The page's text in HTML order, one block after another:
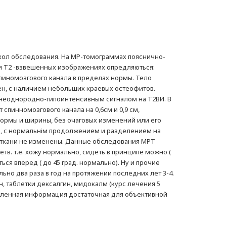
обследования. На МР-томограммах пояснично-
Т2 -взвешенных изображениях опредляються:
канала в пределах нормы. Тело
с наличием небольших краевых остеофитов.
гипоинтенсивным сигналом на Т2ВИ. В
канала на 0,6см и 0,9 см,
и ширины, без очаговых изменений или его
с нормальнім продолжением и разделением на
ткани не изменены. Данные обследования МРТ
т.е. хожу нормально, сидеть в принципе можно (
вперед ( до 45 град. нормально). Ну и прочие
два раза в год на протяжении последних лет 3-4.
дексалгин, мидокалм (курс лечения 5
информация достаточная для объективной